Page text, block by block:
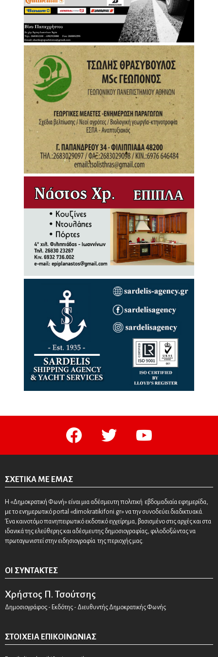
facebook twitter youtube
ΣΧΕΤΙΚΆ ΜΕ ΕΜΆΣ
Η «Δημοκρατική Φωνή» είναι μια αδέσμευτη πολιτική εβδομαδιαία εφημερίδα,
με το ενημερωτικό portal «dimokratikifoni.gr» να την συνοδεύει διαδικτυακά.
Ένα καινοτόμο πανηπειρωτικό εκδοτικό εγχείρημα, βασισμένο στις αρχές και στα
ιδανικά της ελεύθερης και αδέσμευτης δημοσιογραφίας, φιλοδοξώντας να
πρωταγωνιστεί στην ειδησιογραφία της περιοχής μας.
ΟΙ ΣΥΝΤΆΚΤΕΣ
Χρήστος Π. Τσούτσης
Δημοσιογράφος - Εκδότης - Διευθυντής Δημοκρατικής Φωνής
ΣΤΟΙΧΕΊΑ ΕΠΙΚΟΙΝΩΝΊΑΣ